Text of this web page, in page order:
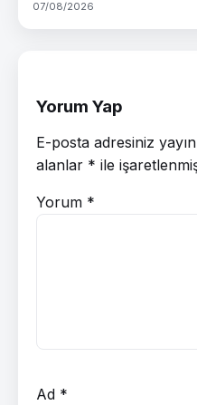
07/08/2026
Yorum Yap
E-posta adresiniz
alanlar * ile
Yorum *
Ad *